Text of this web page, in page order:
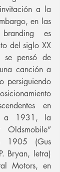
a la
en las
es
del siglo XX
se pensó de
canción a
persiguiendo
en
a 1931, la
1905 (Gus
Bryan, letra)
Motors, en